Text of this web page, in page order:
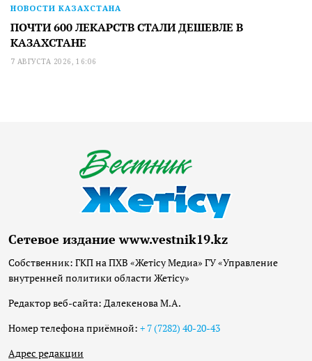
НОВОСТИ КАЗАХСТАНА
ПОЧТИ 600 ЛЕКАРСТВ СТАЛИ ДЕШЕВЛЕ В
КАЗАХСТАНЕ
7 АВГУСТА 2026, 16:06
Сетевое издание www.vestnik19.kz
Собственник: ГКП на ПХВ «Жетісу Медиа» ГУ «Управление
внутренней политики области Жетісу»
Редактор веб-сайта: Далекенова М.А.
Номер телефона приёмной: + 7 (7282) 40-20-43
Адрес редакции